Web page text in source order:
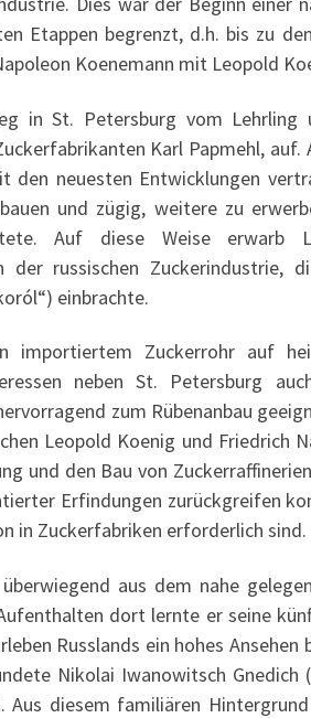
Etappen begrenzt, d.h. bis zu
Koenemann mit Leopold
in St. Petersburg vom Lehrling
Karl Papmehl,
den neuesten Entwicklungen
und zügig, weitere zu
Auf diese Weise erwarb
der russischen Zuckerindustrie,
einbrachte.
importiertem Zuckerrohr auf
neben St. Petersburg
zum Rübenanbau
Leopold Koenig und Friedrich
und den Bau von
Erfindungen zurückgreifen
in Zuckerfabriken erforderlich sind.
aus dem nahe
dort lernte er seine
Russlands ein hohes
Nikolai Iwanowitsch Gnedich
Aus diesem familiären